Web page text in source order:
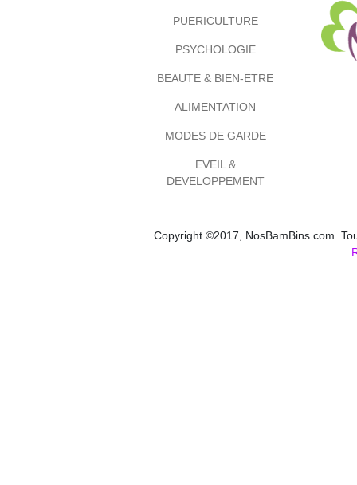
PUERICULTURE
PSYCHOLOGIE
BEAUTE & BIEN-ETRE
ALIMENTATION
MODES DE GARDE
EVEIL &
DEVELOPPEMENT
Copyright ©2017, NosBamBins.com.